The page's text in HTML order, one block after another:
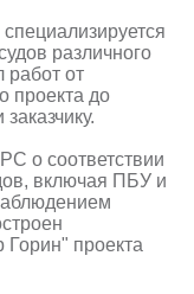
различного
работ от
проекта до
о соответствии
включая ПБУ и
Горин" проекта